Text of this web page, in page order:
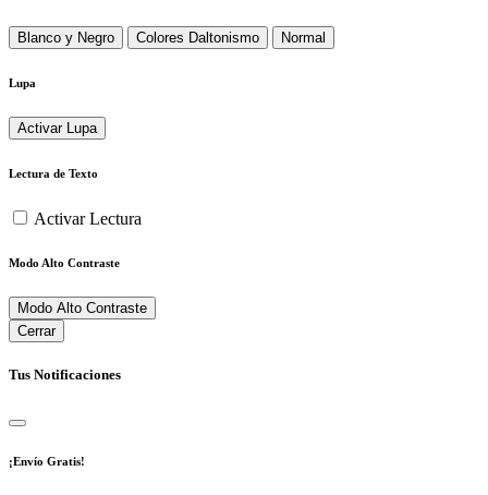
Blanco y Negro Colores Daltonismo Normal
Lupa
Activar Lupa
Lectura de Texto
Activar Lectura
Modo Alto Contraste
Modo Alto Contraste
Cerrar
Tus Notificaciones
¡Envío Gratis!